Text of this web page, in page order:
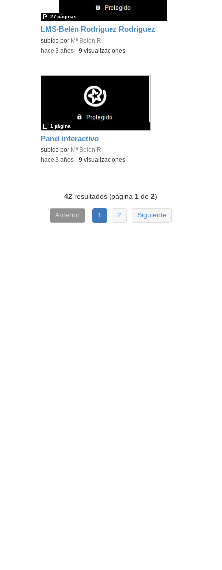
LMS-Belén Rodríguez Rodríguez
subido por Mª Belén R.
27 páginas
-hace 3 años -9 visualizaciones
Panel interactivo
subido por Mª Belén R.
1 página
-hace 3 años -9 visualizaciones
42 resultados (página 1 de2)
Anterior 1 2 Siguiente